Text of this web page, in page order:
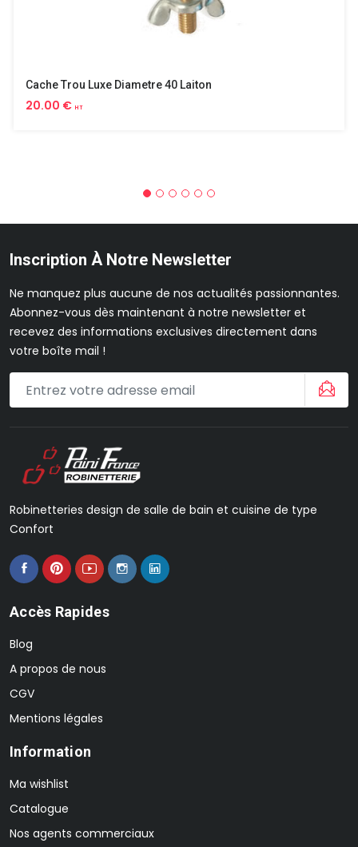
Cache Trou Luxe Diametre 40 Laiton
20.00 € HT
Inscription À Notre Newsletter
Ne manquez plus aucune de nos actualités passionnantes.
Abonnez-vous dès maintenant à notre newsletter et
recevez des informations exclusives directement dans
votre boîte mail !
Robinetteries design de salle de bain et cuisine de type
Confort
Accès Rapides
Blog
A propos de nous
CGV
Mentions légales
Information
Ma wishlist
Catalogue
Nos agents commerciaux